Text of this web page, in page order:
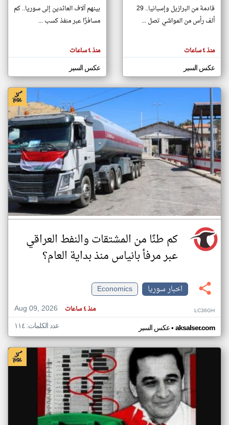
مصادر الأخبار من سوريا
اخبار سوريا على مدار الساعة
أهم اخبار سوريا العاجلة والمباشرة
المقالات
الموجوده
هنا عن
وجهة
نظر
قادمة من البرازيل وإسبانيا.. 29
ألف رأس من المواشي تصل ...
منذ ٤ ساعات
عكس السير
بينهم آلاف العائدين إلى سوريا.. كم
مسافرًا عبر منفذ كسب ...
منذ ٤ ساعات
عكس السير
كم طنًا من المشتقات والنفط العراقي
عبر مرفأ بانياس منذ بداية العام؟
اخبار سوريا
Economics
Aug 09, 2026
منذ ٤ ساعات LC36GH
عكس السير• aksalser.com عدد الكلمات: ١١٤
klyoum.com